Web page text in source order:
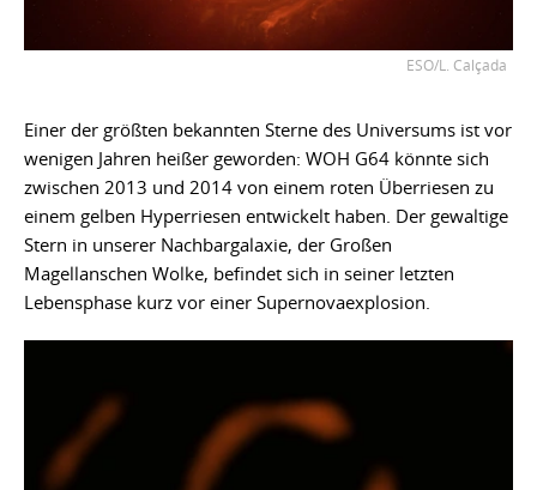
ESO/L. Calçada
Einer der größten bekannten Sterne des Universums ist vor
wenigen Jahren heißer geworden: WOH G64 könnte sich
zwischen 2013 und 2014 von einem roten Überriesen zu
einem gelben Hyperriesen entwickelt haben. Der gewaltige
Stern in unserer Nachbargalaxie, der Großen
Magellanschen Wolke, befindet sich in seiner letzten
Lebensphase kurz vor einer Supernovaexplosion.